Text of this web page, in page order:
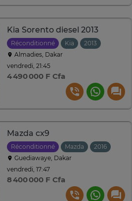
Kia Sorento diesel 2013
Réconditionné Kia 2013
Almadies, Dakar
vendredi, 21:45
4 490 000 F Cfa
Mazda cx9
Réconditionné Mazda 2016
Guediawaye, Dakar
vendredi, 17:47
8 400 000 F Cfa